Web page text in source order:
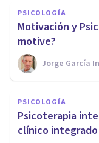
PSICOLOGÍA
Motivación y
motive?
Jorge García
PSICOLOGÍA
Psicoterapia
clínico